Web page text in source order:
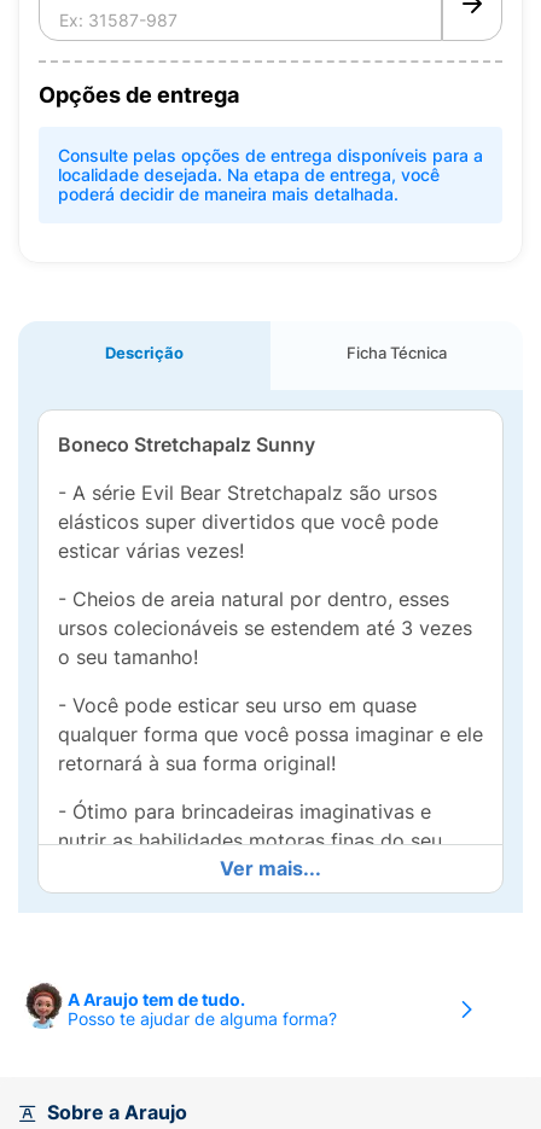
Opções de entrega
Consulte pelas opções de entrega disponíveis para a
localidade desejada. Na etapa de entrega, você
poderá decidir de maneira mais detalhada.
Descrição Ficha Técnica
Boneco Stretchapalz Sunny
- A série Evil Bear Stretchapalz são ursos
elásticos super divertidos que você pode
esticar várias vezes!
- Cheios de areia natural por dentro, esses
ursos colecionáveis se estendem até 3 vezes
o seu tamanho!
- Você pode esticar seu urso em quase
qualquer forma que você possa imaginar e ele
retornará à sua forma original!
- Ótimo para brincadeiras imaginativas e
nutrir as habilidades motoras finas do seu
- Existem vários personagens únicos para
- Cada figura possui 14cm de altura.
Ver mais...
A Araujo tem de tudo.
Posso te ajudar de alguma forma?
Sobre a Araujo